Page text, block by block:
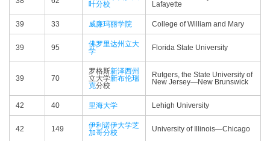
叶分校
Lafayette
39 33 威廉玛丽学院 College of William and Mary
39 95
佛罗里达州立大
学
Florida State University
39 70
罗格斯新泽西州
立大学新布伦瑞
克分校
Rutgers, the State University of
New Jersey—​New Brunswick
42 40 里海大学 Lehigh University
42 149
伊利诺伊大学芝
加哥分校
University of Illinois—​Chicago